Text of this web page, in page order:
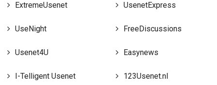
ExtremeUsenet UsenetExpress
UseNight FreeDiscussions
Usenet4U Easynews
I-Telligent Usenet 123Usenet.nl